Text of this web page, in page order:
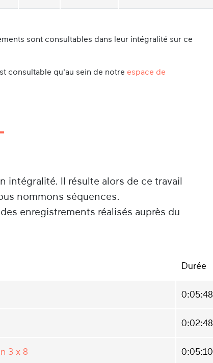
sont consultables dans leur intégralité sur ce
consultable qu'au sein de notre espace de
intégralité. Il résulte alors de ce travail
nommons séquences.
enregistrements réalisés auprès du
Durée
0:05:48
0:02:48
3 x 8 0:05:10